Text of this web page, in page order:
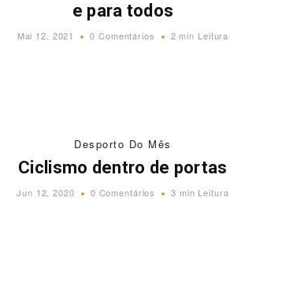
e para todos
Mai 12, 2021 0 Comentários 2 min Leitura
Desporto Do Mês
Ciclismo dentro de portas
Jun 12, 2020 0 Comentários 3 min Leitura